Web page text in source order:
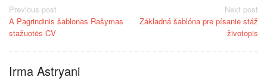
Post
navigation
Previous post
A Pagrindinis šablonas Rašymas
stažuotės CV
Next post
Základná šablóna pre písanie stáž
životopis
Irma Astryani